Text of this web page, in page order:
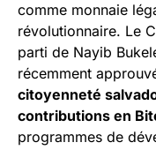
comme monnaie
révolutionnaire. Le
parti de Nayib
récemment
citoyenneté
contributions en
programmes de